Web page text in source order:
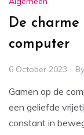
De
computer
6 October 2023 By
Gamen op de
een geliefde
constant in